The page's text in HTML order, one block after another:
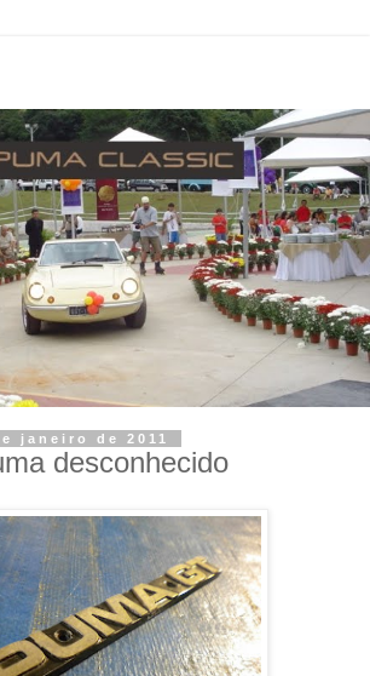
janeiro de 2011
desconhecido